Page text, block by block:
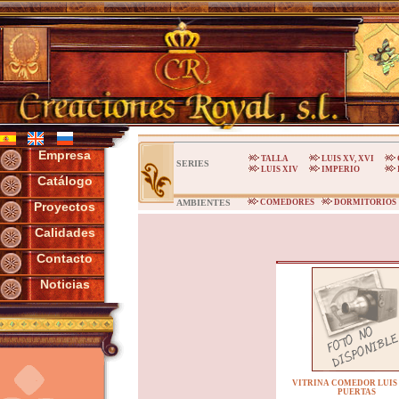
Empresa
Catálogo
Proyectos
Calidades
Contacto
Noticias
SERIES TALLA LUIS XV, XVI
LUIS XIV
IMPERIO
AMBIENTES COMEDORES
VITRINA COMEDOR LUIS
PUERTAS